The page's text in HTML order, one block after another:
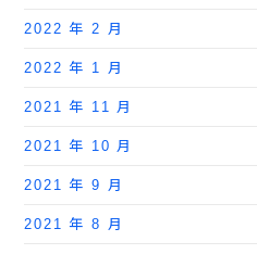
2022 年 2 月
2022 年 1 月
2021 年 11 月
2021 年 10 月
2021 年 9 月
2021 年 8 月